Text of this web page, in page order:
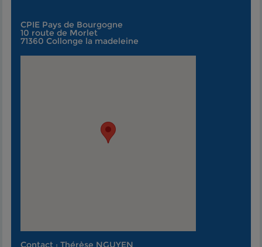
CPIE Pays de Bourgogne
10 route de Morlet
71360 Collonge la madeleine
Contact : Thérèse NGUYEN